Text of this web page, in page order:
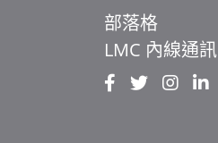
部落格
LMC 內線通訊